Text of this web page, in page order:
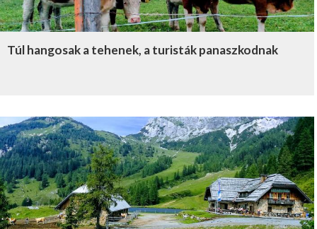
Túl hangosak a tehenek, a turisták panaszkodnak